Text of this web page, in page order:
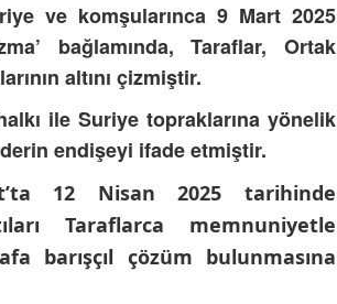
ve komşularınca 9 Mart 2025
bağlamında, Taraflar, Ortak
altını çizmiştir.
ile Suriye topraklarına yönelik
endişeyi ifade etmiştir.
12 Nisan 2025 tarihinde
Taraflarca memnuniyetle
barışçıl çözüm bulunmasına